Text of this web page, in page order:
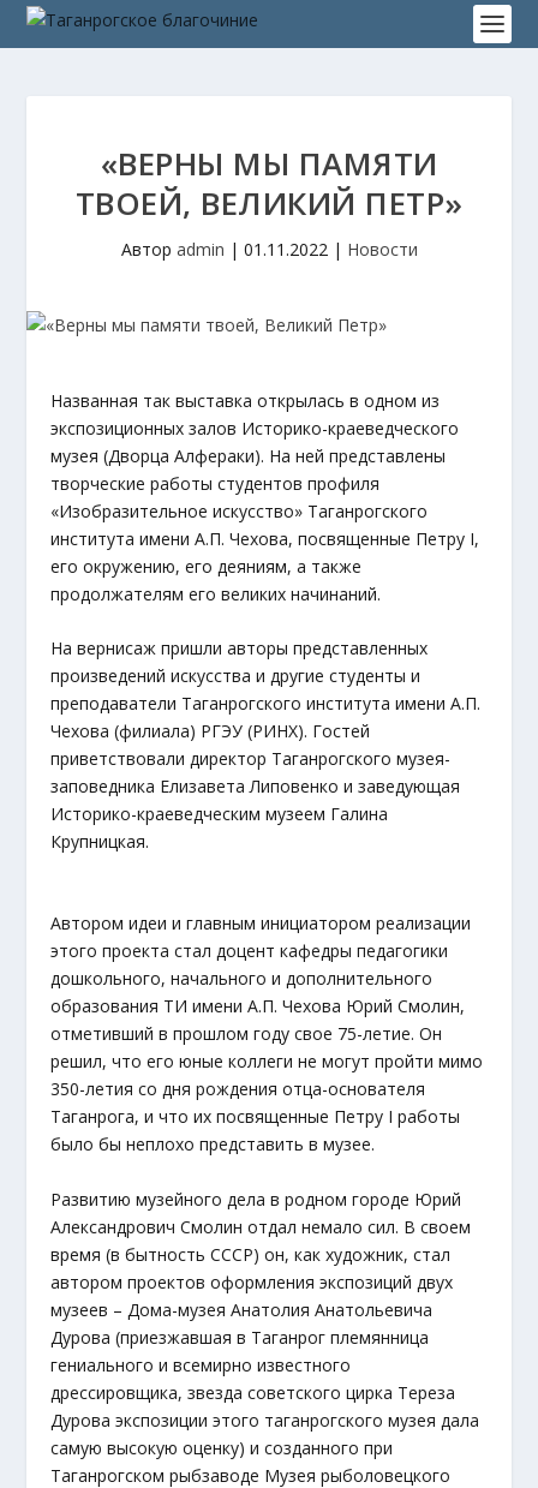
«ВЕРНЫ МЫ ПАМЯТИ
ТВОЕЙ, ВЕЛИКИЙ ПЕТР»
Автор admin | 01.11.2022| Новости
Названная так выставка открылась в одном из
экспозиционных залов Историко-краеведческого
музея (Дворца Алфераки). На ней представлены
творческие работы студентов профиля
«Изобразительное искусство» Таганрогского
института имени А.П. Чехова, посвященные Петру I,
его окружению, его деяниям, а также
продолжателям его великих начинаний.
На вернисаж пришли авторы представленных
произведений искусства и другие студенты и
преподаватели Таганрогского института имени А.П.
Чехова (филиала) РГЭУ (РИНХ). Гостей
приветствовали директор Таганрогского музея-
заповедника Елизавета Липовенко и заведующая
Историко-краеведческим музеем Галина
Крупницкая.
Автором идеи и главным инициатором реализации
этого проекта стал доцент кафедры педагогики
дошкольного, начального и дополнительного
образования ТИ имени А.П. Чехова Юрий Смолин,
отметивший в прошлом году свое 75-летие. Он
решил, что его юные коллеги не могут пройти мимо
350-летия со дня рождения отца-основателя
Таганрога, и что их посвященные Петру I работы
было бы неплохо представить в музее.
Развитию музейного дела в родном городе Юрий
Александрович Смолин отдал немало сил. В своем
время (в бытность СССР) он, как художник, стал
автором проектов оформления экспозиций двух
музеев – Дома-музея Анатолия Анатольевича
Дурова (приезжавшая в Таганрог племянница
гениального и всемирно известного
дрессировщика, звезда советского цирка Тереза
Дурова экспозиции этого таганрогского музея дала
самую высокую оценку) и созданного при
Таганрогском рыбзаводе Музея рыболовецкого